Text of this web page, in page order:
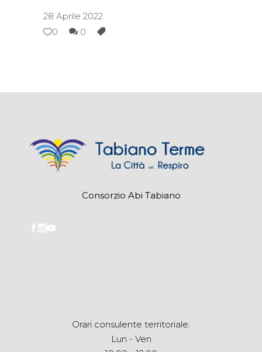
28 Aprile 2022
0
0
Consorzio Abi Tabiano
Orari consulente territoriale:
Lun - Ven